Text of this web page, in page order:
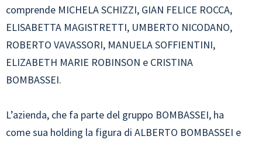
comprende MICHELA SCHIZZI, GIAN FELICE ROCCA,
ELISABETTA MAGISTRETTI, UMBERTO NICODANO,
ROBERTO VAVASSORI, MANUELA SOFFIENTINI,
ELIZABETH MARIE ROBINSON e CRISTINA
BOMBASSEI.
L’azienda, che fa parte del gruppo BOMBASSEI, ha
come sua holding la figura di ALBERTO BOMBASSEI e